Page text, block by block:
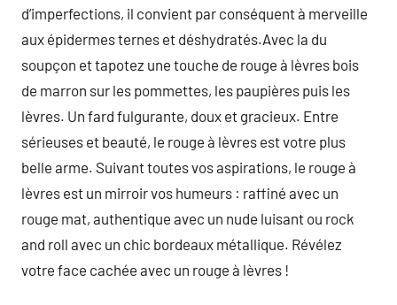
d’imperfections, il convient par conséquent à merveille
aux épidermes ternes et déshydratés.Avec la du
soupçon et tapotez une touche de rouge à lèvres bois
de marron sur les pommettes, les paupières puis les
lèvres. Un fard fulgurante, doux et gracieux. Entre
sérieuses et beauté, le rouge à lèvres est votre plus
belle arme. Suivant toutes vos aspirations, le rouge à
lèvres est un mirroir vos humeurs : raffiné avec un
rouge mat, authentique avec un nude luisant ou rock
and roll avec un chic bordeaux métallique. Révélez
votre face cachée avec un rouge à lèvres !